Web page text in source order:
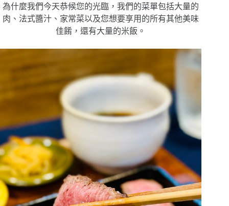
為什麼我們今天恭候您的光臨，我們的菜單包括大量的
肉、法式醬汁、家常菜以及您想要享用的所有其他美味
佳餚，還有大量的米飯。